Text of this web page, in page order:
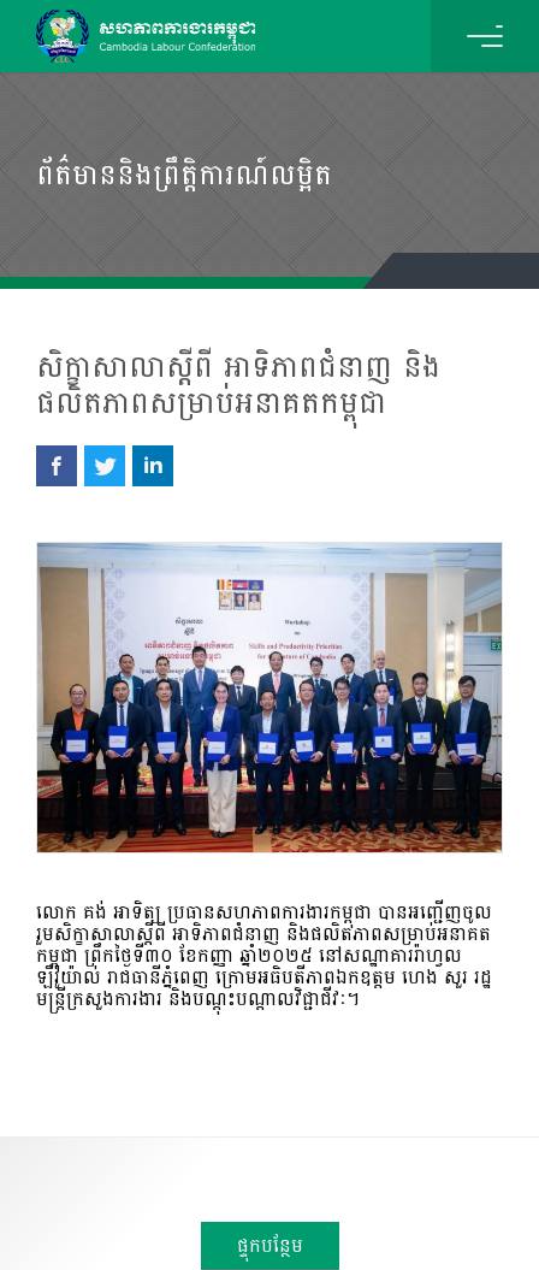
ព័ត៌មាននិងព្រឹត្តិការណ៍លម្អិត
សិក្ខាសាលាស្ដីពី អាទិភាពជំនាញ និង
ផលិតភាពសម្រាប់អនាគតកម្ពុជា
លោក គង់ អាទិត្យ ប្រធានសហភាពការងារកម្ពុជា បានអញ្ជើញចូល
រួមសិក្ខាសាលាស្ដីពី អាទិភាពជំនាញ និងផលិតភាពសម្រាប់អនាគត
កម្ពុជា ព្រឹកថ្ងៃទី៣០ ខែកញ្ញា ឆ្នាំ២០២៥ នៅសណ្ឋាគាររ៉ាហ្វល
ឡឺរ៉ូយ៉ាល់ រាជធានីភ្នំពេញ ក្រោមអធិបតីភាពឯកឧត្ដម ហេង សួរ រដ្ឋ
មន្ត្រីក្រសួងការងារ និងបណ្ដុះបណ្ដាលវិជ្ជាជីវៈ។
ផ្ទុកបន្ថែម